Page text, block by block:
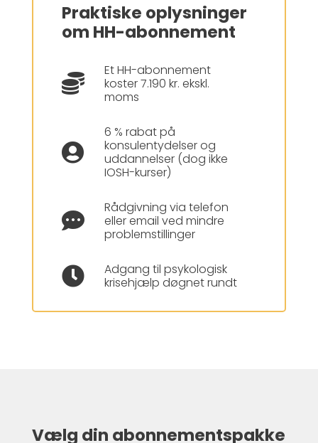
Praktiske oplysninger
om HH-abonnement

Et HH-abonnement
koster 7.190 kr. ekskl.
moms

6 % rabat på
konsulentydelser og
uddannelser (dog ikke
IOSH-kurser)

Rådgivning via telefon
eller email ved mindre
problemstillinger

Adgang til psykologisk
krisehjælp døgnet rundt
Vælg din abonnementspakke